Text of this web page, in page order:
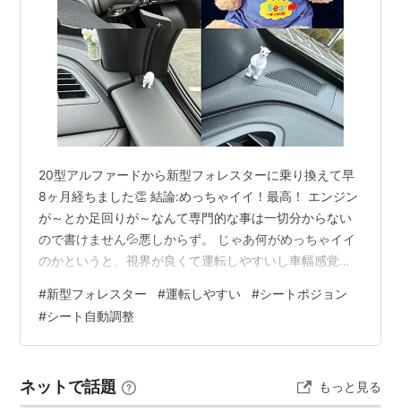
20型アルファードから新型フォレスターに乗り換えて早
8ヶ月経ちました👏 結論:めっちゃイイ！最高！ エンジン
が～とか足回りが～なんて専門的な事は一切分からない
ので書けません💦悪しからず。 じゃあ何がめっちゃイイ
のかというと、視界が良くて運転しやすいし車幅感覚が
て感じですが最低地上高が220mmあるので目線が高い
分、視界が開けていて全体が見渡しやすいです。 フロン
ト部分も全く死角になる部分が無い訳ではないので気を
かげで左折がしやすい,右左折時、視界に急に横断中の歩
行者が！というヒヤッとする場面が…
#新型フォレスター #運転しやすい #シートポジョン
#シート自動調整
ネットで話題 もっと見る